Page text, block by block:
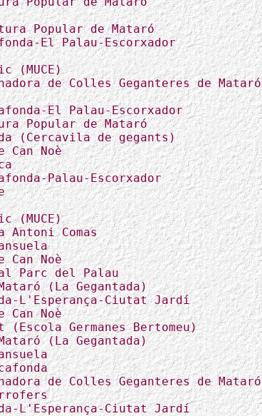
Popular de Mataró
El Palau-Escorxador
(MUCE)
de Colles Geganteres de Mataró
El Palau-Escorxador
Popular de Mataró
(Cercavila de gegants)
Noè
Palau-Escorxador
(MUCE)
Comas
Noè
Parc del Palau
(La Gegantada)
L'Esperança-Ciutat Jardí
Noè
Germanes Bertomeu)
(La Gegantada)
de Colles Geganteres de Mataró
L'Esperança-Ciutat Jardí